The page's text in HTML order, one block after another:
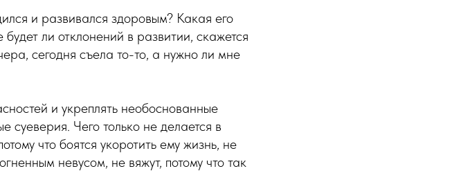
и развивался здоровым? Какая его
ли отклонений в развитии, скажется
сегодня съела то-то, а нужно ли мне
и укреплять необоснованные
суеверия. Чего только не делается в
что боятся укоротить ему жизнь, не
невусом, не вяжут, потому что так